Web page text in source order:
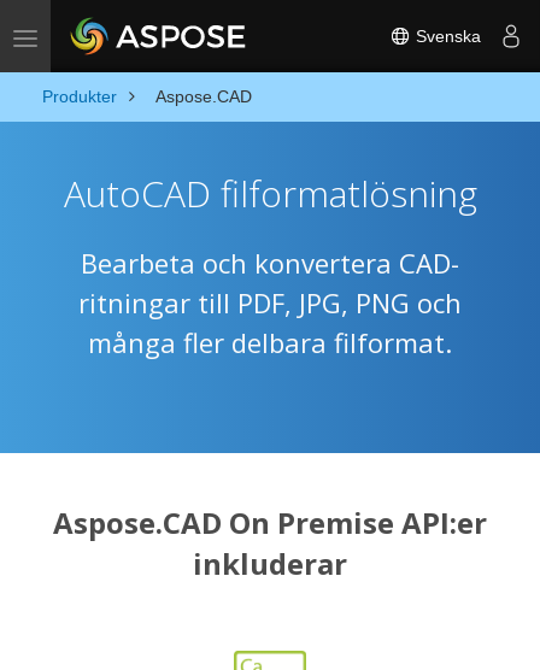
Toggle navigation Svenska
Produkter Aspose.CAD
AutoCAD filformatlösning
Bearbeta och konvertera CAD-
ritningar till PDF, JPG, PNG och
många fler delbara filformat.
Aspose.CAD On Premise API:er
inkluderar